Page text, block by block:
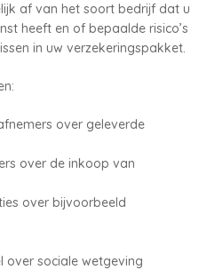
af van het soort bedrijf dat u
heeft en of bepaalde risico’s
in uw verzekeringspakket.
over geleverde
over de inkoop van
over bijvoorbeeld
over sociale wetgeving